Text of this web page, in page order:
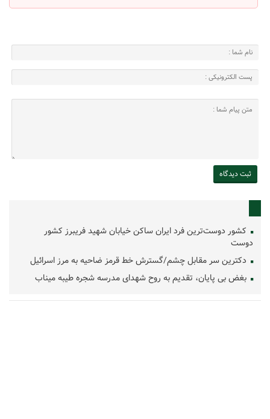
کشور دوست‌ترین فرد ایران ساکن خیابان شهید فریبرز کشور
دوست
دکترین سر مقابل چشم/گسترش خط قرمز ضاحیه به مرز اسرائیل
بغض بی پایان، تقدیم به روح شهدای مدرسه شجره طیبه میناب